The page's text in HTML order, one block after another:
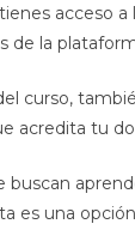
acceso
de la
curso,
acredita tu
buscan
es una